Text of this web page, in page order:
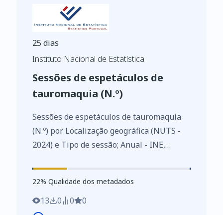
25 dias
Instituto Nacional de Estatística
Sessões de espetáculos de
tauromaquia (N.º)
Sessões de espetáculos de tauromaquia
(N.º) por Localização geográfica (NUTS -
2024) e Tipo de sessão; Anual - INE,
https://www.ine.pt/xurl/indx/0013454/PT
22%
22% Qualidade dos metadados
13 0 0 0